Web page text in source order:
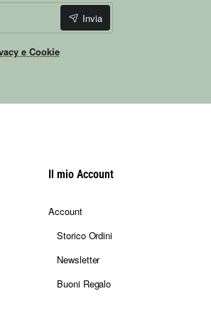
Invia
e Cookie
Il mio Account
Account
Storico Ordini
Newsletter
Buoni Regalo